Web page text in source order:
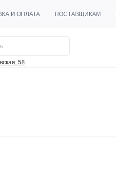
И ОПЛАТА ПОСТАВЩИКАМ
58